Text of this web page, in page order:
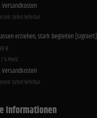
Versandkosten
Sofort lieferbar
erziehen, stark begleiten [signiert]
€
% MwSt.
Versandkosten
Sofort lieferbar
Informationen